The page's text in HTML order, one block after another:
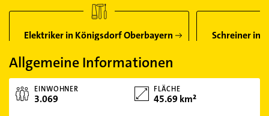
Elektriker in Königsdorf Oberbayern Schreiner in
Allgemeine Informationen
EINWOHNER
3.069
FLÄCHE
45.69 km²